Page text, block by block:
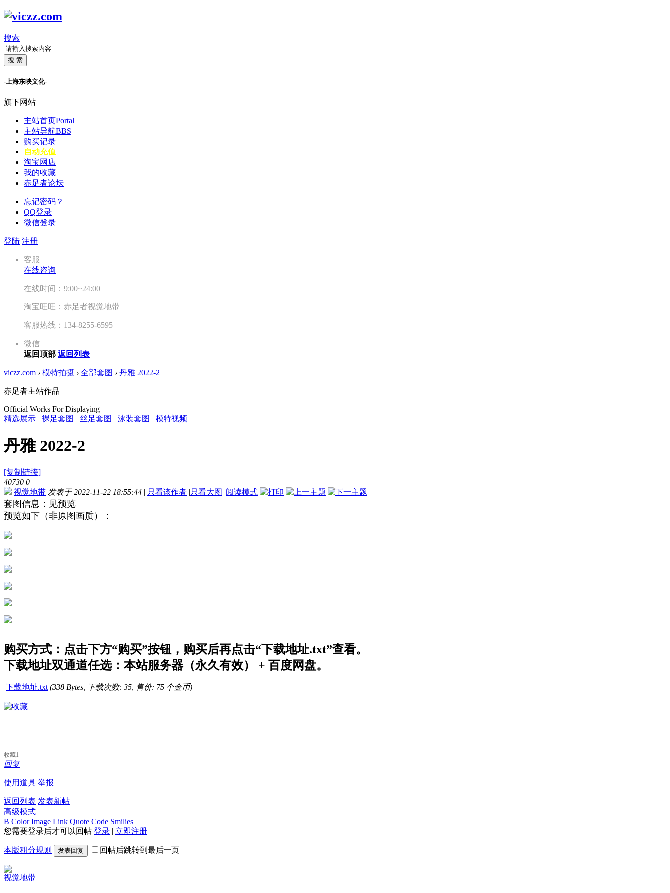
搜索
搜 索
-上海东映文化-
旗下网站
主站首页Portal
主站导航BBS
购买记录
自动充值
淘宝网店
我的收藏
赤足者论坛
忘记密码？
QQ登录
微信登录
登陆 注册
客服
在线咨询
在线时间：9:00~24:00
淘宝旺旺：赤足者视觉地带
客服热线：134-8255-6595
微信
返回顶部 返回列表
viczz.com › 模特拍摄 › 全部套图 › 丹雅 2022-2
赤足者主站作品
Official Works For Displaying
精选展示 | 裸足套图 | 丝足套图 | 泳装套图 | 模特视频
丹雅 2022-2
[复制链接]
40730 0
视觉地带 发表于 2022-11-22 18:55:44 | 只看该作者 |只看大图 |阅读模式
套图信息：见预览
预览如下（非原图画质）：
购买方式：点击下方“购买”按钮，购买后再点击“下载地址.txt”查看。
下载地址双通道任选：本站服务器（永久有效） + 百度网盘。
下载地址.txt (338 Bytes, 下载次数: 35, 售价: 75 个金币)
收藏1
回复
使用道具 举报
返回列表 发表新帖
高级模式
B Color Image Link Quote Code Smilies
您需要登录后才可以回帖 登录 | 立即注册
本版积分规则 发表回复 回帖后跳转到最后一页
视觉地带